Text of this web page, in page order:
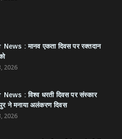
: ​मानव एकता दिवस पर रक्तदान
2026
: विश्व धरती दिवस पर संस्कार
ने मनाया अलंकरण दिवस
2026